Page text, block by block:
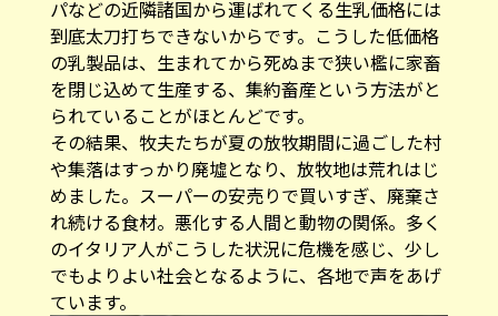
パなどの近隣諸国から運ばれてくる生乳価格には
到底太刀打ちできないからです。こうした低価格
の乳製品は、生まれてから死ぬまで狭い檻に家畜
を閉じ込めて生産する、集約畜産という方法がと
られていることがほとんどです。
その結果、牧夫たちが夏の放牧期間に過ごした村
や集落はすっかり廃墟となり、放牧地は荒れはじ
めました。スーパーの安売りで買いすぎ、廃棄さ
れ続ける食材。悪化する人間と動物の関係。多く
のイタリア人がこうした状況に危機を感じ、少し
でもよりよい社会となるように、各地で声をあげ
ています。